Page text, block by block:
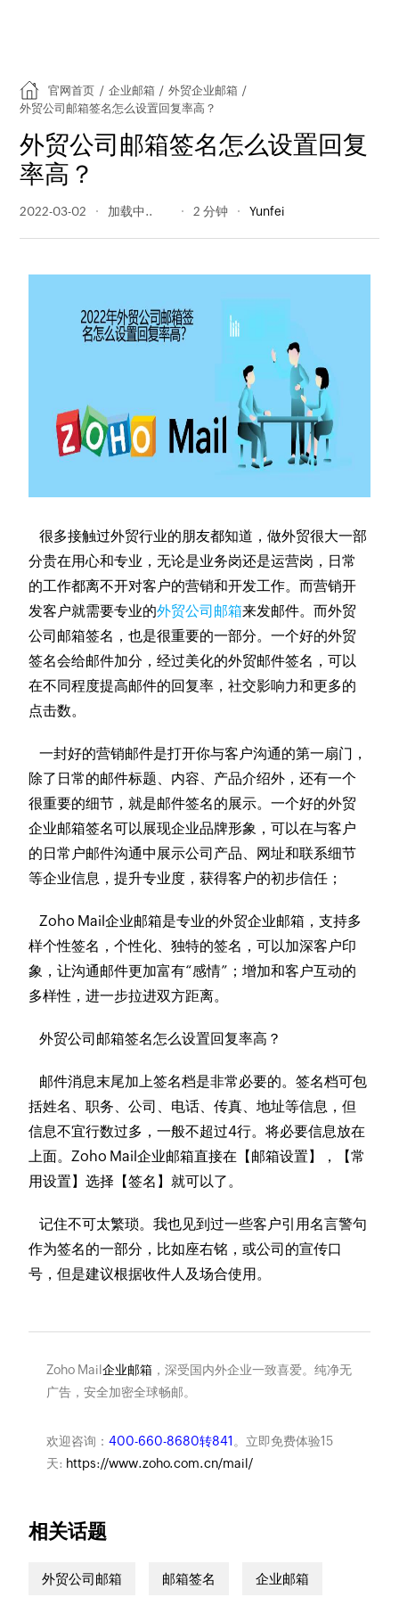
官网首页 / 企业邮箱 / 外贸企业邮箱 /
外贸公司邮箱签名怎么设置回复率高？
外贸公司邮箱签名怎么设置回复
率高？
2022-03-02 999 阅读量 2 分钟 Yunfei
很多接触过外贸行业的朋友都知道，做外贸很大一部
分贵在用心和专业，无论是业务岗还是运营岗，日常
的工作都离不开对客户的营销和开发工作。而营销开
发客户就需要专业的外贸公司邮箱来发邮件。而外贸
公司邮箱签名，也是很重要的一部分。一个好的外贸
签名会给邮件加分，经过美化的外贸邮件签名，可以
在不同程度提高邮件的回复率，社交影响力和更多的
点击数。
一封好的营销邮件是打开你与客户沟通的第一扇门，
除了日常的邮件标题、内容、产品介绍外，还有一个
很重要的细节，就是邮件签名的展示。一个好的外贸
企业邮箱签名可以展现企业品牌形象，可以在与客户
的日常户邮件沟通中展示公司产品、网址和联系细节
等企业信息，提升专业度，获得客户的初步信任；
Zoho Mail企业邮箱是专业的外贸企业邮箱，支持多
样个性签名，个性化、独特的签名，可以加深客户印
象，让沟通邮件更加富有“感情”；增加和客户互动的
多样性，进一步拉进双方距离。
外贸公司邮箱签名怎么设置回复率高？
邮件消息末尾加上签名档是非常必要的。签名档可包
括姓名、职务、公司、电话、传真、地址等信息，但
信息不宜行数过多，一般不超过4行。将必要信息放在
上面。Zoho Mail企业邮箱直接在【邮箱设置】，【常
用设置】选择【签名】就可以了。
记住不可太繁琐。我也见到过一些客户引用名言警句
作为签名的一部分，比如座右铭，或公司的宣传口
号，但是建议根据收件人及场合使用。
Zoho Mail企业邮箱，深受国内外企业一致喜爱。纯净无
广告，安全加密全球畅邮。
欢迎咨询： 400-660-8680转841 。立即免费体验15
天: https://www.zoho.com.cn/mail/
相关话题
外贸公司邮箱 邮箱签名 企业邮箱